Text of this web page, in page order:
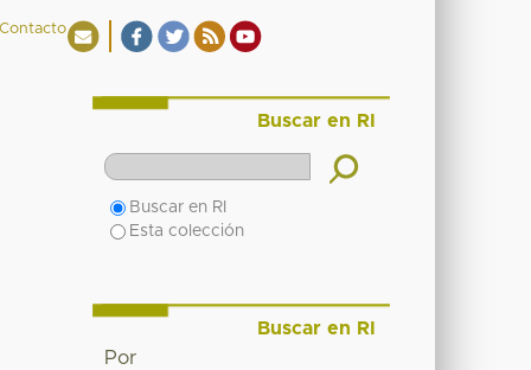
Contacto
Buscar en RI
Buscar en RI
Esta colección
Buscar en RI
Por